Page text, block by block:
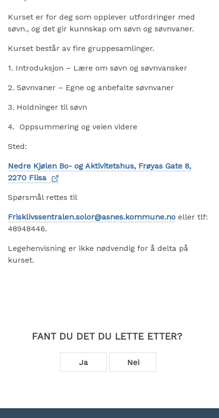
Kurset er for deg som opplever utfordringer med
søvn., og det gir kunnskap om søvn og søvnvaner.
Kurset består av fire gruppesamlinger.
1. Introduksjon – Lære om søvn og søvnvansker
2. Søvnvaner – Egne og anbefalte søvnvaner
3. Holdninger til søvn
4. Oppsummering og veien videre
Sted:
Nedre Kjølen Bo- og Aktivitetshus, Frøyas Gate 8,
2270 Flisa
Spørsmål rettes til
Frisklivssentralen.solor@asnes.kommune.no eller tlf:
48948446.
Legehenvisning er ikke nødvendig for å delta på
kurset.
FANT DU DET DU LETTE ETTER?
Ja Nei